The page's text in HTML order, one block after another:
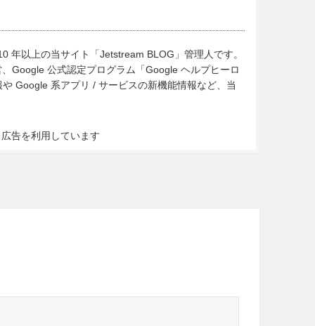
年以上の当サイト「Jetstream BLOG」管理人です。
Google 公式認定プログラム「Google ヘルプヒーロ
Google 系アプリ / サービスの新機能情報など、当
告を利用しています